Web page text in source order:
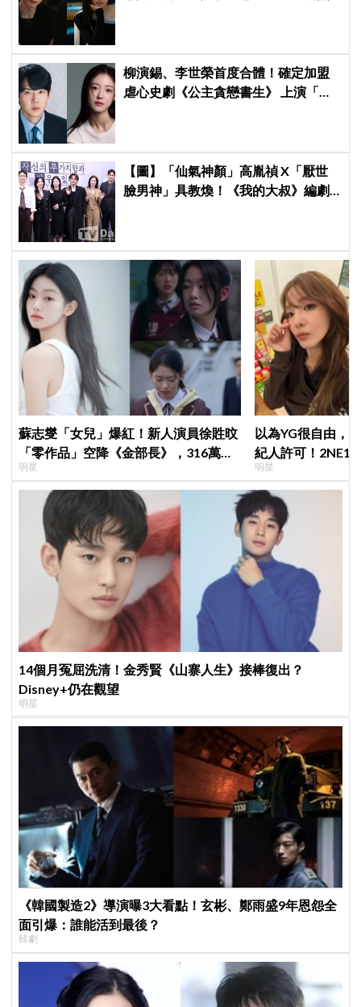
柳演錫、李世榮首度合體！確定加盟
虐心史劇《公主貪戀書生》 上演「朝
【圖】「仙氣神顏」高胤禎 X「厭世
臉男神」具教煥！《我的大叔》編劇
蘇志燮「女兒」爆紅！新人演員徐貹旼
「零作品」空降《金部長》，316萬舊
片被挖出網驚呆：星味藏不住！
明星
以為YG很自由，
紀人許可！2NE1
羨慕少女時代」
明星
14個月冤屈洗清！金秀賢《山寨人生》接棒復出？
Disney+仍在觀望
明星
《韓國製造2》導演曝3大看點！玄彬、鄭雨盛9年恩怨全
面引爆：誰能活到最後？
韓劇